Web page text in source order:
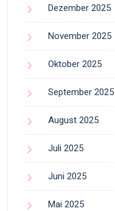
Dezember 2025
November 2025
Oktober 2025
September 2025
August 2025
Juli 2025
Juni 2025
Mai 2025